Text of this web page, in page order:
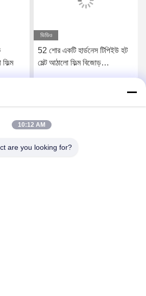
ভিডিও
52 শোর একটি হার্ডনেস টিপিইউ হট
মেল্ট আঠালো ফিল্ম বিজোড়
10:12 AM
are you looking for?